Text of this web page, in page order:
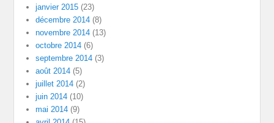
janvier 2015 (23)
décembre 2014 (8)
novembre 2014 (13)
octobre 2014 (6)
septembre 2014 (3)
août 2014 (5)
juillet 2014 (2)
juin 2014 (10)
mai 2014 (9)